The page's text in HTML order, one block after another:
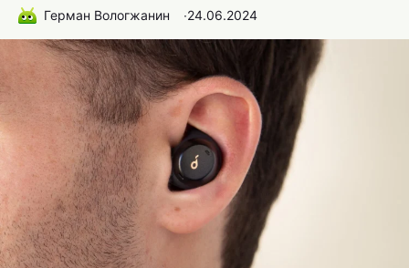
Герман Вологжанин ∙24.06.2024